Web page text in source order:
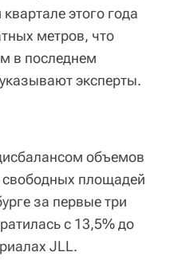
этого года
метров, что
в последнем
эксперты.
объемов
площадей
за первые три
с 13,5% до
JLL.